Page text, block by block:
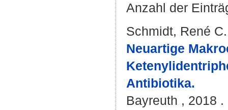
Anzahl der
Schmidt, René C.
Neuartige
Antibiotika.
Bayreuth , 2018